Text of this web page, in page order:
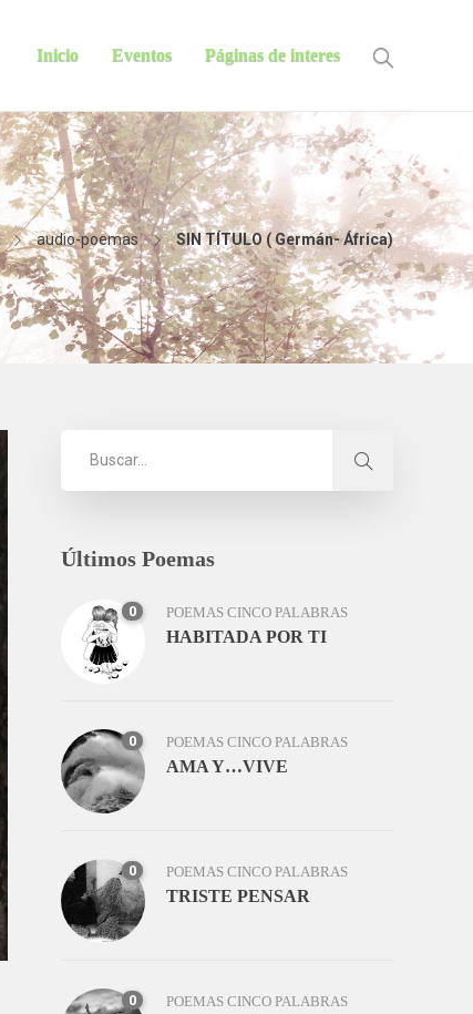
Inicio Eventos Páginas de interes
audio-poemas SIN TÍTULO ( Germán- África)
Últimos Poemas
0 POEMAS CINCO PALABRAS
HABITADA POR TI
0 POEMAS CINCO PALABRAS
AMA Y…VIVE
0 POEMAS CINCO PALABRAS
TRISTE PENSAR
0 POEMAS CINCO PALABRAS